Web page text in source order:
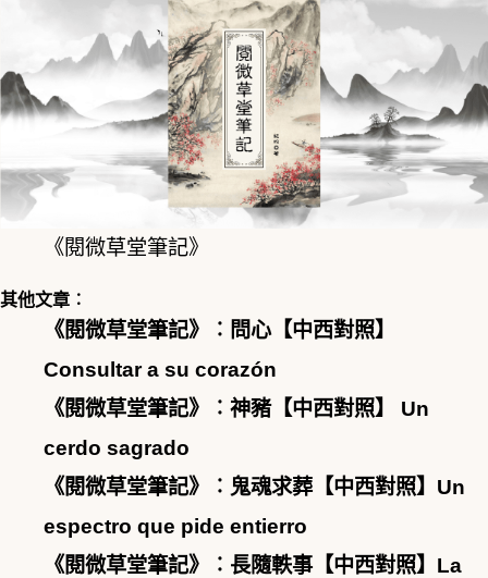
《閱微草堂筆記》
其他文章︰
《閱微草堂筆記》︰問心【中西對照】
Consultar a su corazón
《閱微草堂筆記》︰神豬【中西對照】 Un
cerdo sagrado
《閱微草堂筆記》︰鬼魂求葬【中西對照】Un
espectro que pide entierro
《閱微草堂筆記》︰長隨軼事【中西對照】La